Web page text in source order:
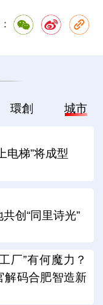
環創 城市
电梯”将成型
创“同里诗光”
厂”有何魔力？
解码合肥智造新